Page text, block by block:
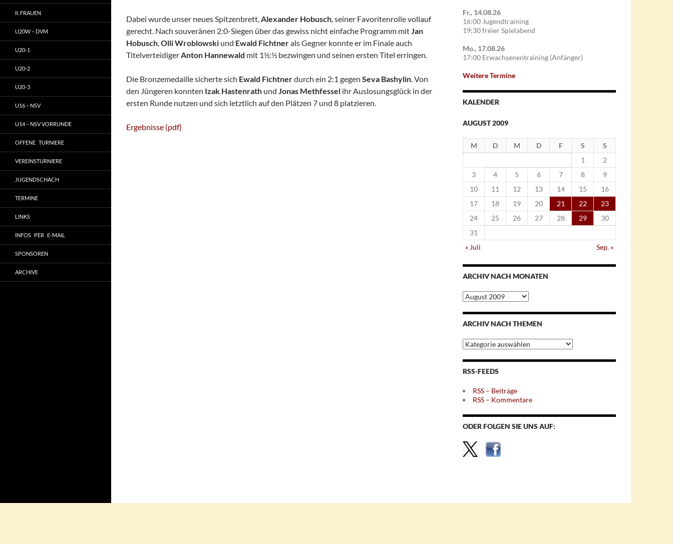
Dabei wurde unser neues Spitzenbrett,Alexander Hobusch, seiner Favoritenrolle vollauf
gerecht. Nach souveränen 2:0-Siegen über das gewiss nicht einfache Programm mitJan
Hobusch,Olli Wroblowski und Ewald Fichtnerals Gegner konnte er im Finale auch
TitelverteidigerAnton Hannewald mit 1½:½ bezwingen und seinen ersten Titel erringen.
Die Bronzemedaille sicherte sich Ewald Fichtnerdurch ein 2:1 gegen Seva Bashylin. Von
den Jüngeren konnten Izak Hastenrath und Jonas Methfessel ihr Auslosungsglück in der
ersten Runde nutzen und sich letztlich auf den Plätzen 7 und 8 platzieren.
Ergebnisse (pdf)
Fr., 14.08.26
16:00 Jugendtraining
19:30 freier Spielabend
Mo., 17.08.26
17:00 Erwachsenentraining (Anfänger)
Weitere Termine
KALENDER
AUGUST 2009
M D M D F S
S
1
2
3
4 5 6 7 8
9
10
11 12 13 14 15
16
17
18 19 20 21 22
23
24
25 26 27 28 29
30
31
« Juli
Sep. »
ARCHIV NACH MONATEN
Archiv
nach
Monaten
ARCHIV NACH THEMEN
Archiv
nach
Themen
RSS-FEEDS
RSS – Beiträge
RSS – Kommentare
ODER FOLGEN SIE UNS AUF:
II. FRAUEN
U20W – DVM
U20-1
U20-2
U20-3
U16 – NSV
U14 – NSV VORRUNDE
OFFENE TURNIERE
VEREINSTURNIERE
JUGENDSCHACH
TERMINE
LINKS
INFOS PER E-MAIL
SPONSOREN
ARCHIVE